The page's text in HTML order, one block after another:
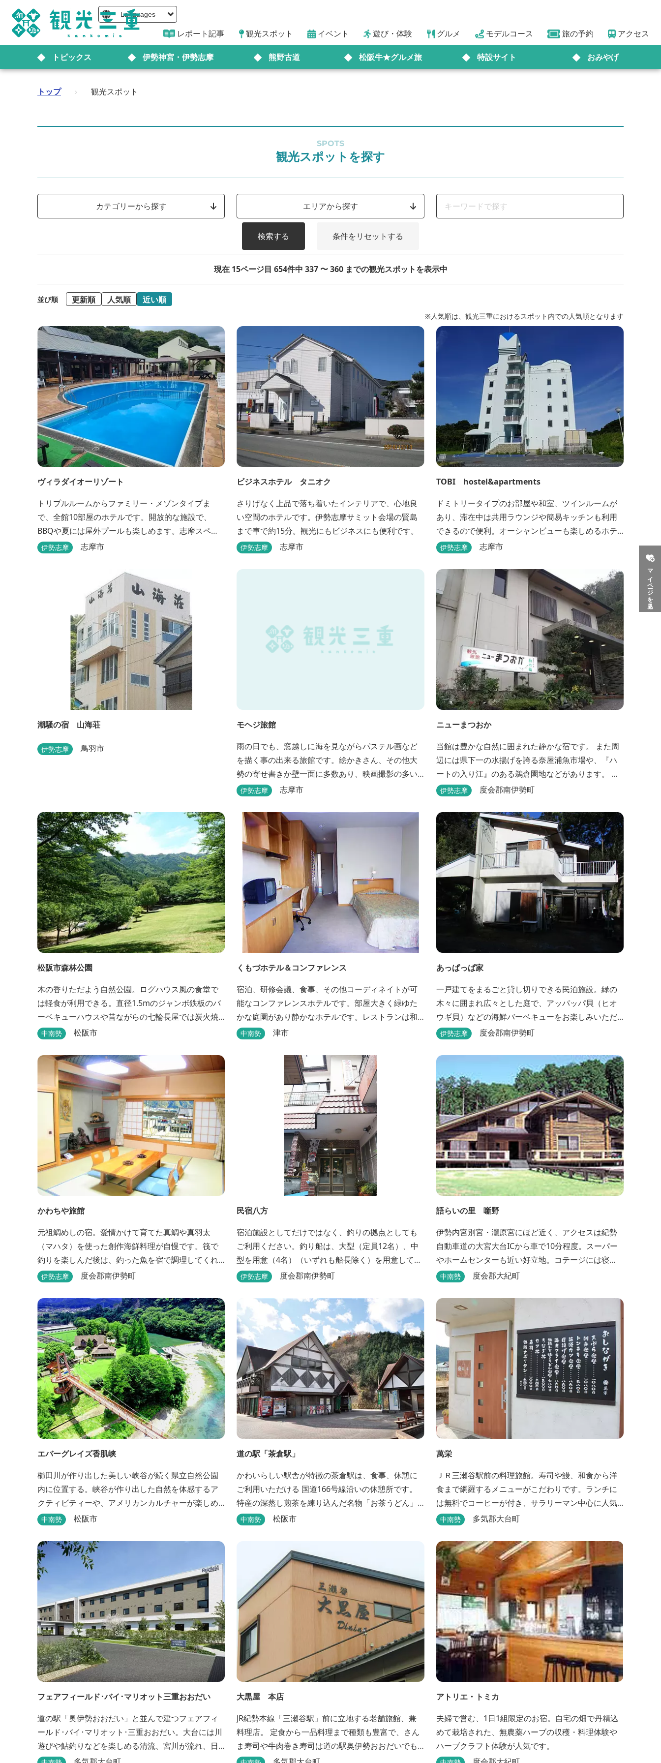
Languages
レポート記事 観光スポット イベント 遊び・体験 グルメ モデルコース 旅の予約 アクセス
トピックス 伊勢神宮・伊勢志摩 熊野古道 松阪牛★グルメ旅 特設サイト おみやげ
マイページを見る
トップ › 観光スポット
SPOTS
観光スポットを探す
カテゴリーから探す エリアから探す
検索する 条件をリセットする
現在 15ページ目 654件中 337 〜 360 までの観光スポットを表示中
並び順 更新順 人気順 近い順
※人気順は、観光三重におけるスポット内での人気順となります
ヴィラダイオーリゾート
トリプルルームからファミリー・メゾンタイプま
で、全館10部屋のホテルです。開放的な施設で、
BBQや夏には屋外プールも楽しめます。志摩スペイ
ン村まで車で約25分と観光にも便利。 バレルサウナ
伊勢志摩 志摩市
ビジネスホテル タニオク
さりげなく上品で落ち着いたインテリアで、心地良
い空間のホテルです。伊勢志摩サミット会場の賢島
まで車で約15分。観光にもビジネスにも便利です。
伊勢志摩 志摩市
TOBI hostel&apartments
ドミトリータイプのお部屋や和室、ツインルームが
あり、滞在中は共用ラウンジや簡易キッチンも利用
できるので便利。オーシャンビューも楽しめるホテ
ルです。
伊勢志摩 志摩市
潮騒の宿 山海荘
伊勢志摩 鳥羽市
モヘジ旅館
雨の日でも、窓越しに海を見ながらパステル画など
を描く事の出来る旅館です。絵かきさん、その他大
勢の寄せ書きか壁一面に多数あり、映画撮影の多い
場所にあります。広間に絵かきポイントの大地図が
す。
伊勢志摩 志摩市
ニューまつおか
当館は豊かな自然に囲まれた静かな宿です。 また周
辺には県下一の水揚げを誇る奈屋浦魚市場や、『ハ
ートの入り江』のある鵜倉園地などがあります。 ジ
ェット風呂で旅の疲れを癒し、新鮮な海の幸をどう
と・・くつろぎの時間がここにあります。
伊勢志摩 度会郡南伊勢町
松阪市森林公園
木の香りただよう自然公園。ログハウス風の食堂で
は軽食が利用できる。直径1.5mのジャンボ鉄板のバ
ーベキューハウスや昔ながらの七輪長屋では炭火焼
きでBBQが楽しめる。キャンプ場としても人気で、
ローや5タイプのテントサイトがある。展望台からは
市街が一望できる。また桜の時期は、多くの人々で
にぎわう。 バーベキューの食材は持ち込みOK！あら
かじめご...
中南勢 松阪市
くもづホテル＆コンファレンス
宿泊、研修会議、食事、その他コーディネイトが可
能なコンファレンスホテルです。部屋大きく緑ゆた
かな庭園があり静かなホテルです。レストランは和
洋とも対応可能で、特にフランス料理（フルコー
中南勢 津市
あっぱっぱ家
一戸建てをまるごと貸し切りできる民泊施設。緑の
木々に囲まれ広々とした庭で、アッパッパ貝（ヒオ
ウギ貝）などの海鮮バーベキューをお楽しみいただ
けます。
伊勢志摩 度会郡南伊勢町
かわちや旅館
元祖鯛めしの宿。愛情かけて育てた真鯛や真羽太
（マハタ）を使った創作海鮮料理が自慢です。筏で
釣りを楽しんだ後は、釣った魚を宿で調理してくれ
ます。
伊勢志摩 度会郡南伊勢町
民宿八方
宿泊施設としてだけではなく、釣りの拠点としても
ご利用ください。釣り船は、大型（定員12名）、中
型を用意（4名）（いずれも船長除く）を用意してお
ります。鯛、黒鯛、ハマチ、ブリ、イカ等、お客様
から、徒歩2分です。
伊勢志摩 度会郡南伊勢町
語らいの里 噺野
伊勢内宮別宮・瀧原宮にほど近く、アクセスは紀勢
自動車道の大宮大台ICから車で10分程度。スーパー
やホームセンターも近い好立地。コテージには寝
具・エアコン・テレビ・冷蔵庫完備で季節を問わず
間利用可能なシャワールームなど充実の設備で快適
にお過ごしいただけます。施設内には噺野温泉もあ
りコテージ宿泊の方は貸し切りでご利用いただけま
す(１棟につき１時間)
中南勢 度会郡大紀町
エバーグレイズ香肌峡
櫛田川が作り出した美しい峡谷が続く県立自然公園
内に位置する。峡谷が作り出した自然を体感するア
クティビティーや、アメリカンカルチャーが楽しめ
るイベント、櫛田川を眺めながら味わう本格的なア
光情報は、松阪観光インフォメーションサイト ワ
クワ...
中南勢 松阪市
道の駅「茶倉駅」
かわいらしい駅舎が特徴の茶倉駅は、食事、休憩に
ご利用いただける 国道166号線沿いの休憩所です。
特産の深蒸し煎茶を練り込んだ名物「お茶うどん」
や地域の特産品（お茶、しいたけ等）を販売。 吊り
味噌を使ったボリュームたっぷりの丼ぶり。 松阪の
観光情報は、松阪観光インフォメ...
中南勢 松阪市
萬栄
ＪＲ三瀬谷駅前の料理旅館。寿司や鰻、和食から洋
食まで網羅するメニューがこだわりです。ランチに
は無料でコーヒーが付き、サラリーマン中心に人気
です。 駅から1分！好立地 1925年（大正14年）に開
立地の場所にあり、大変便利です。 部屋数は11室、
大広間が2部屋。少人数から団体のお客様まで幅広く
ご利用いただけます。 人気の定食は品数...
中南勢 多気郡大台町
フェアフィールド･バイ･マリオット三重おおだい
道の駅「奥伊勢おおだい」と並んで建つフェアフィ
ールド･バイ･マリオット･三重おおだい。大台には川
遊びや鮎釣りなどを楽しめる清流、宮川が流れ、日
本屈指の峡谷コースである大杉谷登山道や、登山初
大黒屋 本店
JR紀勢本線「三瀬谷駅」前に立地する老舗旅館、兼
料理店。 定食から一品料理まで種類も豊富で、さん
ま寿司や牛肉巻き寿司は道の駅奥伊勢おおだいでも
販売されており、人気が高い。
アトリエ・トミカ
夫婦で営む、1日1組限定のお宿。自宅の畑で丹精込
めて栽培された、無農薬ハーブの収穫・料理体験や
ハーブクラフト体験が人気です。